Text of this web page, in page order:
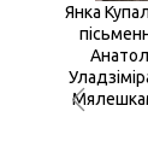
Янка